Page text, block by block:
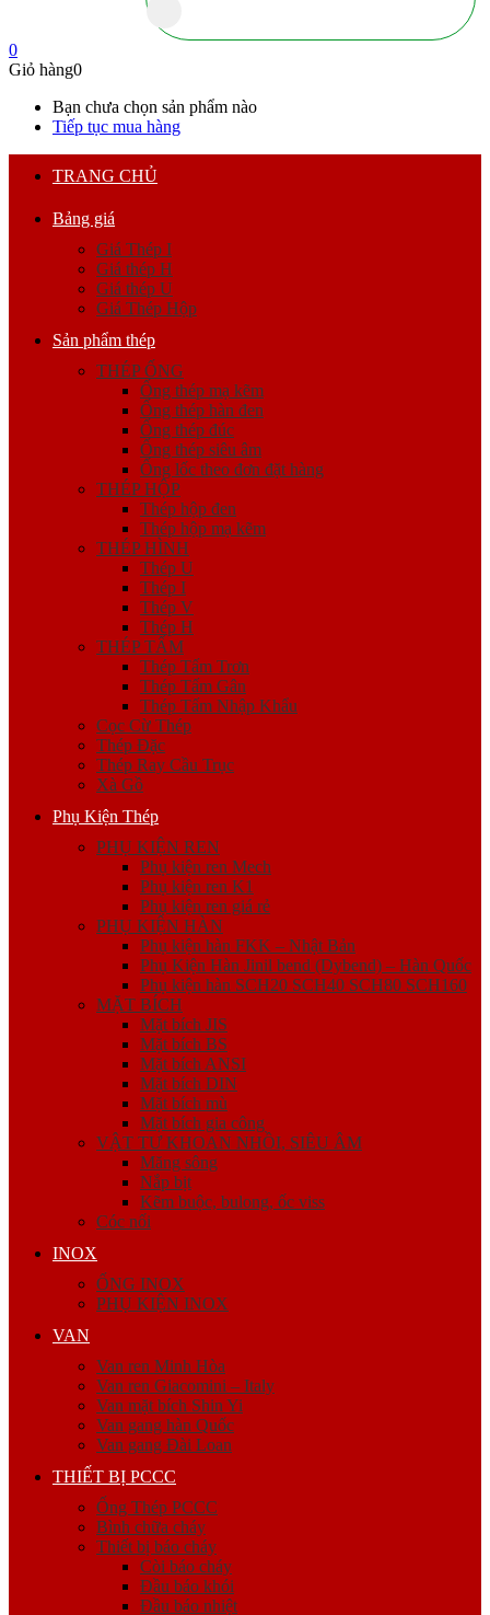
0
Giỏ hàng0
Bạn chưa chọn sản phẩm nào
Tiếp tục mua hàng
TRANG CHỦ
Bảng giá
Giá Thép I
Giá thép H
Giá thép U
Giá Thép Hộp
Sản phẩm thép
THÉP ỐNG
Ống thép mạ kẽm
Ống thép hàn đen
Ống thép đúc
Ống thép siêu âm
Ống lốc theo đơn đặt hàng
THÉP HỘP
Thép hộp đen
Thép hộp mạ kẽm
THÉP HÌNH
Thép U
Thép I
Thép V
Thép H
THÉP TẤM
Thép Tấm Trơn
Thép Tấm Gân
Thép Tấm Nhập Khẩu
Cọc Cừ Thép
Thép Đặc
Thép Ray Cầu Trục
Xà Gồ
Phụ Kiện Thép
PHỤ KIỆN REN
Phụ kiện ren Mech
Phụ kiện ren K1
Phụ kiện ren giá rẻ
PHỤ KIỆN HÀN
Phụ kiện hàn FKK – Nhật Bản
Phụ Kiện Hàn Jinil bend (Dybend) – Hàn Quốc
Phụ kiện hàn SCH20 SCH40 SCH80 SCH160
MẶT BÍCH
Mặt bích JIS
Mặt bích BS
Mặt bích ANSI
Mặt bích DIN
Mặt bích mù
Mặt bích gia công
VẬT TƯ KHOAN NHỒI, SIÊU ÂM
Măng sông
Nắp bịt
Kẽm buộc, bulong, ốc viss
Cóc nối
INOX
ỐNG INOX
PHỤ KIỆN INOX
VAN
Van ren Minh Hòa
Van ren Giacomini – Italy
Van mặt bích Shin Yi
Van gang hàn Quốc
Van gang Đài Loan
THIẾT BỊ PCCC
Ống Thép PCCC
Bình chữa cháy
Thiết bị báo cháy
Còi báo cháy
Đầu báo khói
Đầu báo nhiệt